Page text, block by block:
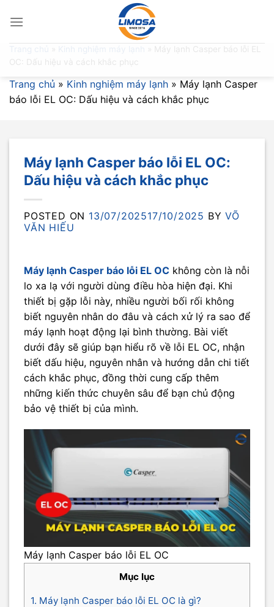
Máy lạnh Casper báo lỗi EL
OC: Dấu hiệu và cách khắc phục
Trang chủ » Kinh nghiệm máy lạnh » Máy lạnh Casper
báo lỗi EL OC: Dấu hiệu và cách khắc phục
Máy lạnh Casper báo lỗi EL OC:
Dấu hiệu và cách khắc phục
POSTED ON 13/07/202517/10/2025 BYVÕ
VĂN HIẾU
Máy lạnh Casper báo lỗi EL OC không còn là nỗi
lo xa lạ với người dùng điều hòa hiện đại. Khi
thiết bị gặp lỗi này, nhiều người bối rối không
biết nguyên nhân do đâu và cách xử lý ra sao để
máy lạnh hoạt động lại bình thường. Bài viết
dưới đây sẽ giúp bạn hiểu rõ về lỗi EL OC, nhận
biết dấu hiệu, nguyên nhân và hướng dẫn chi tiết
cách khắc phục, đồng thời cung cấp thêm
những kiến thức chuyên sâu để bạn chủ động
bảo vệ thiết bị của mình.
Máy lạnh Casper báo lỗi EL OC
Mục lục
1. Máy lạnh Casper báo lỗi EL OC là gì?